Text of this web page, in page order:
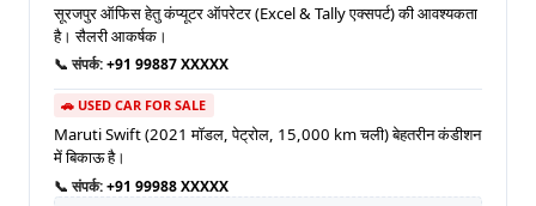
सूरजपुर ऑफिस हेतु कंप्यूटर ऑपरेटर (Excel & Tally एक्सपर्ट) की आवश्यकता
है। सैलरी आकर्षक।
📞 संपर्क:+91 99887 XXXXX
🚗 USED CAR FOR SALE
Maruti Swift (2021 मॉडल, पेट्रोल, 15,000 km चली) बेहतरीन कंडीशन
में बिकाऊ है।
📞 संपर्क:+91 99988 XXXXX